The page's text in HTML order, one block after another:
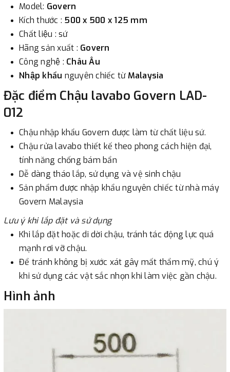
3. Chuyển khoản qua ngân hàng
- Nếu địa điểm giao hàng khác với địa điểm thanh toán
hoặc với những đơn đặt hàng ngoài nội thành Hà Nội.
Chúng tôi sẽ thu tiền trước 100% giá trị hàng + phí vận
chuyển theo cước phí tính trong chính sách vận chuyển
bằng phương thức chuyển khoản trước khi giao hàng.
- Sau khi có thông tin xác thực đã chuyển tiền của quý
khách, chúng tôi sẽ thực hiện đơn hàng theo yêu cầu.
Model: Govern
Kích thước : 500 x 500 x 125 mm
Chất liệu : sứ
Hãng sản xuất : Govern
Công nghệ : Châu Âu
Nhập khẩu nguyên chiếc từMalaysia
Đặc điểm Chậu lavabo Govern LAD-
012
Chậu nhập khẩu Govern được làm từ chất liệu sứ.
Chậu rửa lavabo thiết kế theo phong cách hiện đại,
tính năng chống bám bẩn
Dễ dàng tháo lắp, sử dụng và vệ sinh chậu
Sản phẩm được nhập khẩu nguyên chiếc từ nhà máy
Govern Malaysia
Lưu ý khi lắp đặt và sử dụng
Khi lắp đặt hoặc di dời chậu, tránh tác động lực quá
mạnh rơi vỡ chậu.
Để tránh không bị xước xát gây mất thẩm mỹ, chú ý
khi sử dụng các vật sắc nhọn khi làm việc gần chậu.
Hình ảnh